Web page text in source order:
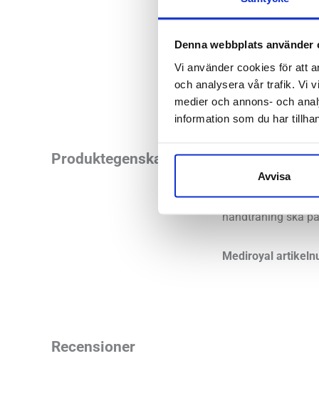
Denna webbplats använder
Vi använder cookies för att
och analysera vår trafik. Vi
medier och annons- och
information som du har
Avvisa
Produktegenskaper
Mediroyal Proxi
TFCC Strap ett
TFCC-skador om
handträning ska
Mediroyal
Recensioner